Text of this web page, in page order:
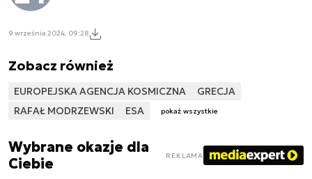
9 września 2024, 09:28
Zobacz również
EUROPEJSKA AGENCJA KOSMICZNA
GRECJA
RAFAŁ MODRZEWSKI
ESA pokaż wszystkie
Wybrane okazje dla
Ciebie
REKLAMA